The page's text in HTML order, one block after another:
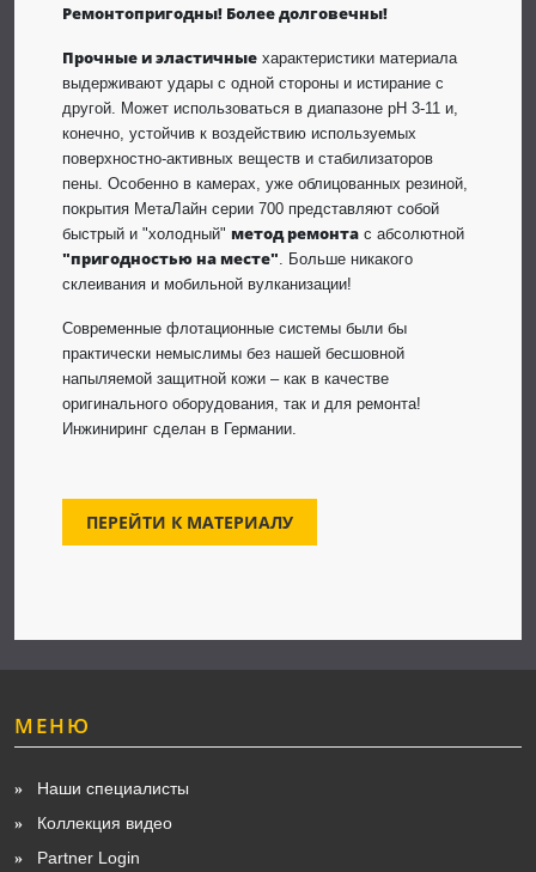
Ремонтопригодны! Более долговечны!
Прочные и эластичные характеристики материала
выдерживают удары с одной стороны и истирание с
другой. Может использоваться в диапазоне pH 3-11 и,
конечно, устойчив к воздействию используемых
поверхностно-активных веществ и стабилизаторов
пены. Особенно в камерах, уже облицованных резиной,
покрытия МетаЛайн серии 700 представляют собой
быстрый и "холодный" метод ремонта с абсолютной
"пригодностью на месте" . Больше никакого
склеивания и мобильной вулканизации!
Современные флотационные системы были бы
практически немыслимы без нашей бесшовной
напыляемой защитной кожи – как в качестве
оригинального оборудования, так и для ремонта!
Инжиниринг сделан в Германии.
ПЕРЕЙТИ К МАТЕРИАЛУ
МЕНЮ
Наши специалисты
Коллекция видео
Partner Login